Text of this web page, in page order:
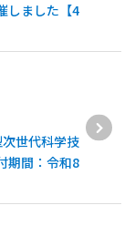
しました【4
世代科学技
期間：令和8